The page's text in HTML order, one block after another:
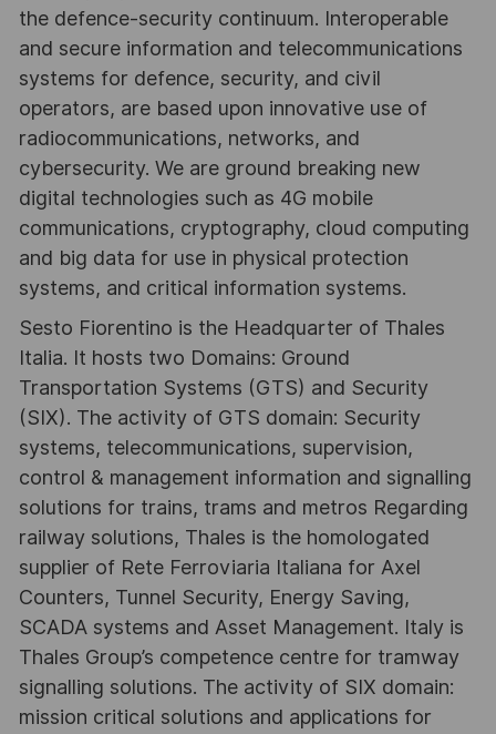
the defence-security continuum. Interoperable
and secure information and telecommunications
systems for defence, security, and civil
operators, are based upon innovative use of
radiocommunications, networks, and
cybersecurity. We are ground breaking new
digital technologies such as 4G mobile
communications, cryptography, cloud computing
and big data for use in physical protection
systems, and critical information systems.
Sesto Fiorentino is the Headquarter of Thales
Italia. It hosts two Domains: Ground
Transportation Systems (GTS) and Security
(SIX). The activity of GTS domain: Security
systems, telecommunications, supervision,
control & management information and signalling
solutions for trains, trams and metros Regarding
railway solutions, Thales is the homologated
supplier of Rete Ferroviaria Italiana for Axel
Counters, Tunnel Security, Energy Saving,
SCADA systems and Asset Management. Italy is
Thales Group’s competence centre for tramway
signalling solutions. The activity of SIX domain:
mission critical solutions and applications for